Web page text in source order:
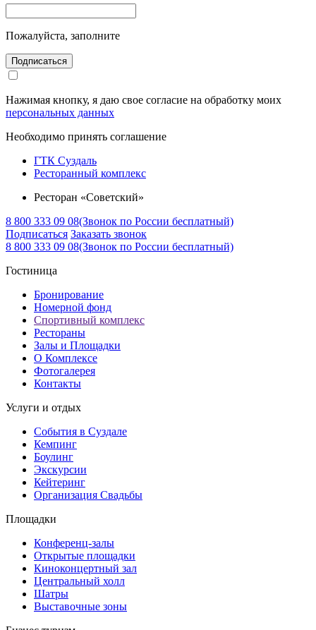
Пожалуйста, заполните
Подписаться
Нажимая кнопку, я даю свое согласие на обработку моих
персональных данных
Необходимо принять соглашение
ГТК Суздаль
Ресторанный комплекс
Ресторан «Советский»
8 800 333 09 08(Звонок по России бесплатный)
Подписаться Заказать звонок
8 800 333 09 08(Звонок по России бесплатный)
Гостиница
Бронирование
Номерной фонд
Спортивный комплекс
Рестораны
Залы и Площадки
О Комплексе
Фотогалерея
Контакты
Услуги и отдых
События в Суздале
Кемпинг
Боулинг
Экскурсии
Кейтеринг
Организация Cвадьбы
Площадки
Конференц-залы
Открытые площадки
Киноконцертный зал
Центральный холл
Шатры
Выставочные зоны